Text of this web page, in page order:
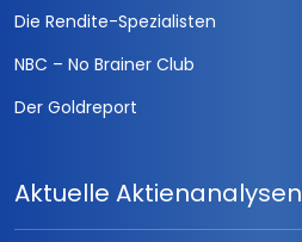
Die Rendite-Spezialisten
NBC – No Brainer Club
Der Goldreport
Aktuelle Aktienanalysen